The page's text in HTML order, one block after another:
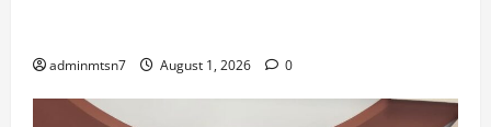
adminmtsn7 August 1, 2026 0